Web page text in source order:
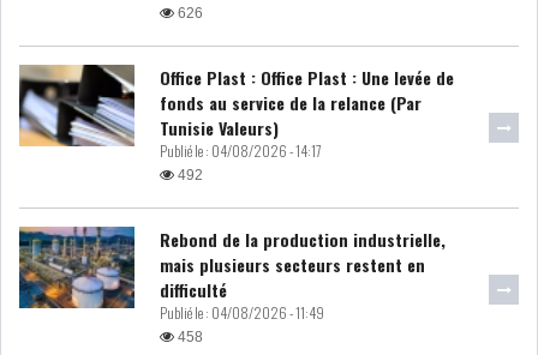
L'INDUS...
SARRA ZAAFRANI ZENZRI
NOUVELLE CHEFFE DU...
626
Office Plast : Office Plast : Une levée de
fonds au service de la relance (Par
Tunisie Valeurs)
Publié le : 04/08/2026 - 14:17
492
Rebond de la production industrielle,
mais plusieurs secteurs restent en
difficulté
Publié le : 04/08/2026 - 11:49
458